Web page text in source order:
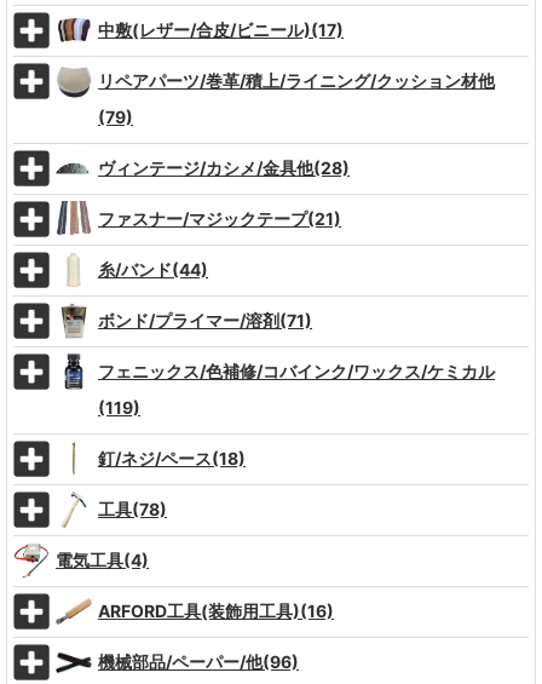
中敷(レザー/合皮/ビニール)(17)
リペアパーツ/巻革/積上/ライニング/クッション材他
(79)
ヴィンテージ/カシメ/金具他(28)
ファスナー/マジックテープ(21)
糸/バンド(44)
ボンド/プライマー/溶剤(71)
フェニックス/色補修/コバインク/ワックス/ケミカル
(119)
釘/ネジ/ペース(18)
工具(78)
電気工具(4)
ARFORD工具(装飾用工具)(16)
機械部品/ペーパー/他(96)